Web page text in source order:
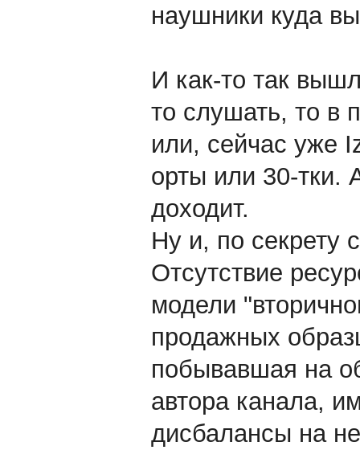
наушники куда
И как-то так
то слушать, то в
или, сейчас уже
орты или 30-тки.
доходит.
Ну и, по секрету
Отсутствие
модели
продажных
побывавшая на
автора канала,
дисбалансы на